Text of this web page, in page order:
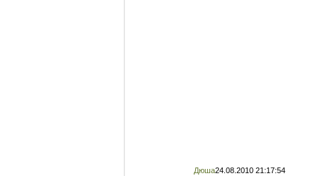
Дюша24.08.2010 21:17:54